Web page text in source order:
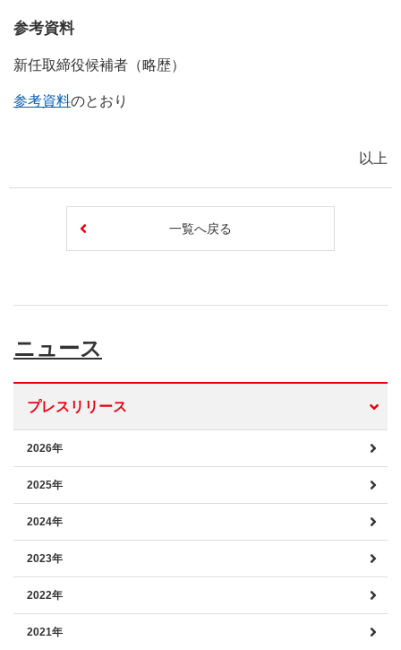
参考資料
新任取締役候補者（略歴）
参考資料のとおり
以上
一覧へ戻る
ニュース
プレスリリース
2026年
2025年
2024年
2023年
2022年
2021年